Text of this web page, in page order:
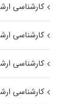
کارشناسی
کارشناسی
کارشناسی
کارشناسی